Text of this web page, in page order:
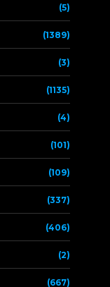
(5)
(1389)
(3)
(1135)
(4)
(101)
(109)
(337)
(406)
(2)
(667)